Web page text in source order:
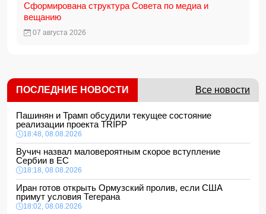
Сформирована структура Совета по медиа и
вещанию
07 августа 2026
ПОСЛЕДНИЕ НОВОСТИ Все новости
Пашинян и Трамп обсудили текущее состояние
реализации проекта TRIPP
18:48, 08.08.2026
Вучич назвал маловероятным скорое вступление
Сербии в ЕС
18:18, 08.08.2026
Иран готов открыть Ормузский пролив, если США
примут условия Тегерана
18:02, 08.08.2026